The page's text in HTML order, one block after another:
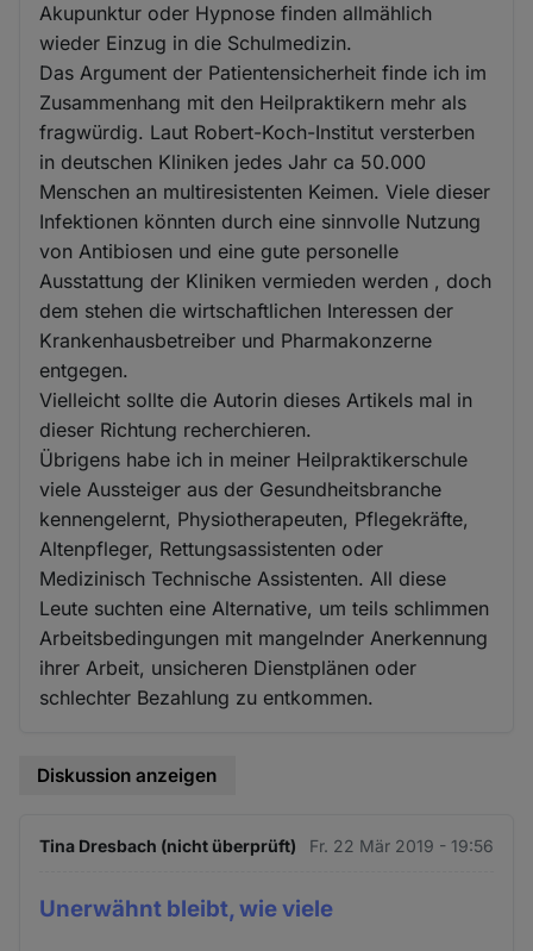
Akupunktur oder Hypnose finden allmählich
wieder Einzug in die Schulmedizin.
Das Argument der Patientensicherheit finde ich im
Zusammenhang mit den Heilpraktikern mehr als
fragwürdig. Laut Robert-Koch-Institut versterben
in deutschen Kliniken jedes Jahr ca 50.000
Menschen an multiresistenten Keimen. Viele dieser
Infektionen könnten durch eine sinnvolle Nutzung
von Antibiosen und eine gute personelle
Ausstattung der Kliniken vermieden werden , doch
dem stehen die wirtschaftlichen Interessen der
Krankenhausbetreiber und Pharmakonzerne
entgegen.
Vielleicht sollte die Autorin dieses Artikels mal in
dieser Richtung recherchieren.
Übrigens habe ich in meiner Heilpraktikerschule
viele Aussteiger aus der Gesundheitsbranche
kennengelernt, Physiotherapeuten, Pflegekräfte,
Altenpfleger, Rettungsassistenten oder
Medizinisch Technische Assistenten. All diese
Leute suchten eine Alternative, um teils schlimmen
Arbeitsbedingungen mit mangelnder Anerkennung
ihrer Arbeit, unsicheren Dienstplänen oder
schlechter Bezahlung zu entkommen.
Diskussion anzeigen
Tina Dresbach (nicht überprüft) Fr. 22 Mär 2019 - 19:56
Unerwähnt bleibt, wie viele